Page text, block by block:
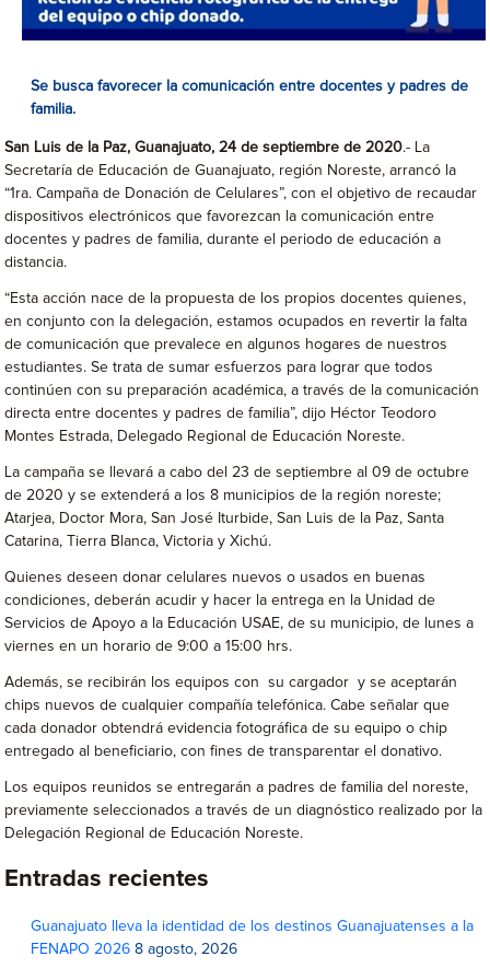
Se busca favorecer la comunicación entre docentes y padres de
familia.
San Luis de la Paz, Guanajuato, 24 de septiembre de 2020.- La
Secretaría de Educación de Guanajuato, región Noreste, arrancó la
“1ra. Campaña de Donación de Celulares”, con el objetivo de recaudar
dispositivos electrónicos que favorezcan la comunicación entre
docentes y padres de familia, durante el periodo de educación a
distancia.
“Esta acción nace de la propuesta de los propios docentes quienes,
en conjunto con la delegación, estamos ocupados en revertir la falta
de comunicación que prevalece en algunos hogares de nuestros
estudiantes. Se trata de sumar esfuerzos para lograr que todos
continúen con su preparación académica, a través de la comunicación
directa entre docentes y padres de familia”, dijo Héctor Teodoro
Montes Estrada, Delegado Regional de Educación Noreste.
La campaña se llevará a cabo del 23 de septiembre al 09 de octubre
de 2020 y se extenderá a los 8 municipios de la región noreste;
Atarjea, Doctor Mora, San José Iturbide, San Luis de la Paz, Santa
Catarina, Tierra Blanca, Victoria y Xichú.
Quienes deseen donar celulares nuevos o usados en buenas
condiciones, deberán acudir y hacer la entrega en la Unidad de
Servicios de Apoyo a la Educación USAE, de su municipio, de lunes a
viernes en un horario de 9:00 a 15:00 hrs.
Además, se recibirán los equipos con su cargador y se aceptarán
chips nuevos de cualquier compañía telefónica. Cabe señalar que
cada donador obtendrá evidencia fotográfica de su equipo o chip
entregado al beneficiario, con fines de transparentar el donativo.
Los equipos reunidos se entregarán a padres de familia del noreste,
previamente seleccionados a través de un diagnóstico realizado por la
Delegación Regional de Educación Noreste.
Entradas recientes
Guanajuato lleva la identidad de los destinos Guanajuatenses a la
FENAPO 2026 8 agosto, 2026